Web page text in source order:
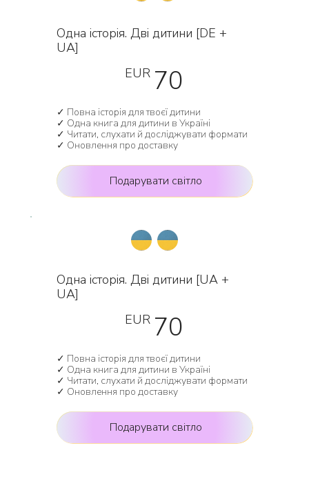
Одна історія. Дві дитини [DE +
UA]
EUR 70
✓ Повна історія для твоєї дитини
✓ Одна книга для дитини в Україні
✓ Читати, слухати й досліджувати формати
✓ Оновлення про доставку
Подарувати світло
Одна історія. Дві дитини [UA +
UA]
EUR 70
✓ Повна історія для твоєї дитини
✓ Одна книга для дитини в Україні
✓ Читати, слухати й досліджувати формати
✓ Оновлення про доставку
Подарувати світло